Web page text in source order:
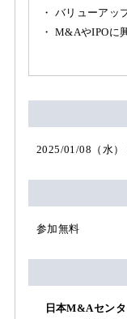
・ バリューアッ
・ M&AやIPOに
2025/01/08（水）
参加無料
日本M&Aセン